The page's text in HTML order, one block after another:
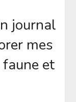
journal
mes
et